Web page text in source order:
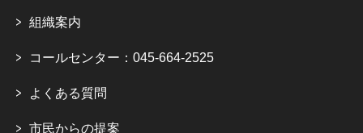
組織案内
コールセンター：045-664-2525
よくある質問
市民からの提案